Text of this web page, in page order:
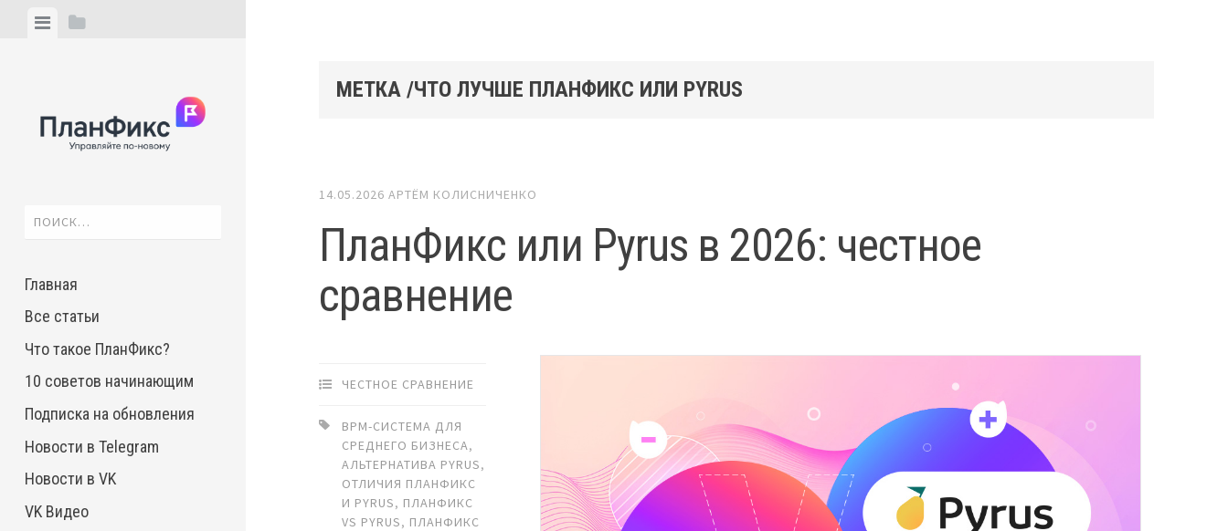
ViewView
Найти:
Главная
Все статьи
Что такое ПланФикс?
10 советов начинающим
Подписка на обновления
Новости в Telegram
Новости в VK
VK Видео
МЕТКА /ЧТО ЛУЧШЕ ПЛАНФИКС ИЛИ PYRUS
14.05.2026 АРТЁМ КОЛИСНИЧЕНКО
ПланФикс или Pyrus в 2026: честное
сравнение
ЧЕСТНОЕ СРАВНЕНИЕ
BPM-СИСТЕМА ДЛЯ
СРЕДНЕГО БИЗНЕСА,
АЛЬТЕРНАТИВА PYRUS,
ОТЛИЧИЯ ПЛАНФИКС
И PYRUS, ПЛАНФИКС
VS PYRUS, ПЛАНФИКС